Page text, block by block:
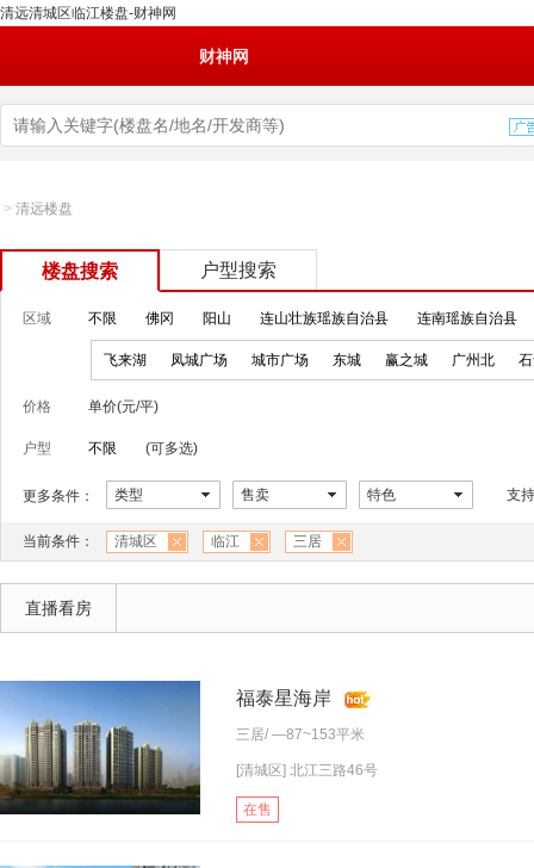
清远清城区临江楼盘-财神网
财神网
> 清远楼盘
楼盘搜索 户型搜索
区域 不限 佛冈 阳山 连山壮族瑶族自治县 连南瑶族自治县
飞来湖 凤城广场 城市广场 东城 赢之城 广州北
价格 单价(元/平)
户型 不限 (可多选)
更多条件： 类型 售卖 特色 支
当前条件： 清城区 临江 三居
直播看房
福泰星海岸
三居/ —87~153平米
[清城区] 北江三路46号
在售